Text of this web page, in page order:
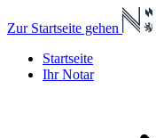
Zur Startseite gehen
Startseite
Ihr Notar